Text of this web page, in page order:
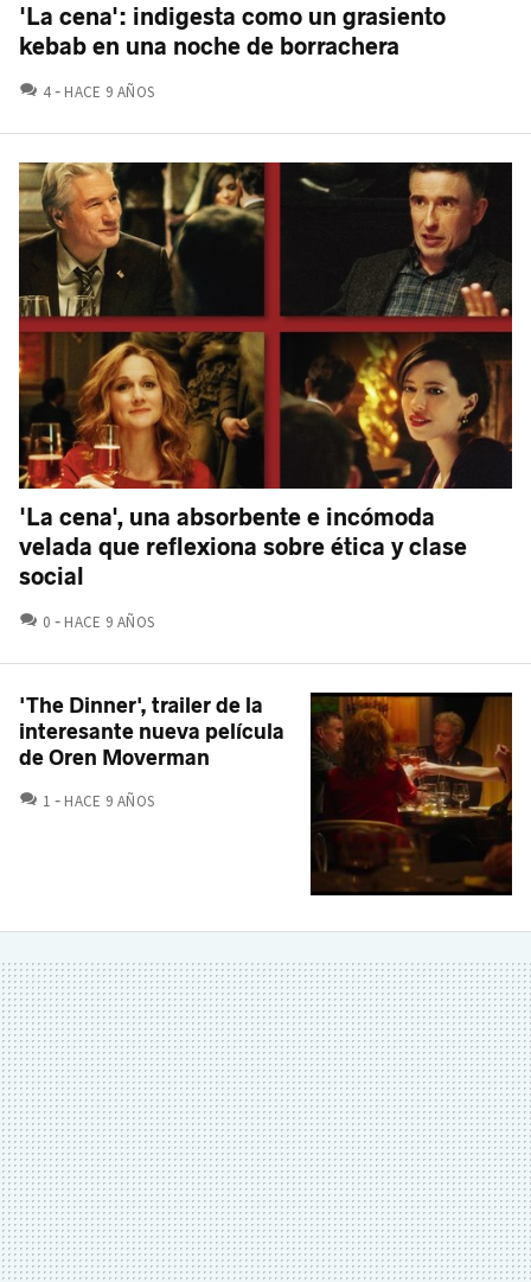
'La cena': indigesta como un grasiento
kebab en una noche de borrachera
4 COMENTARIOS
HACE 9 AÑOS
'La cena', una absorbente e incómoda
velada que reflexiona sobre ética y clase
social
0 COMENTARIOS
HACE 9 AÑOS
'The Dinner', trailer de la
interesante nueva película
de Oren Moverman
1 COMENTARIOS
HACE 9 AÑOS